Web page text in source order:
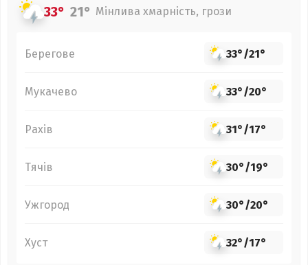
33° 21° Мінлива хмарність, грози
Берегове 33°/21°
Мукачево 33°/20°
Рахів 31°/17°
Тячів 30°/19°
Ужгород 30°/20°
Хуст 32°/17°